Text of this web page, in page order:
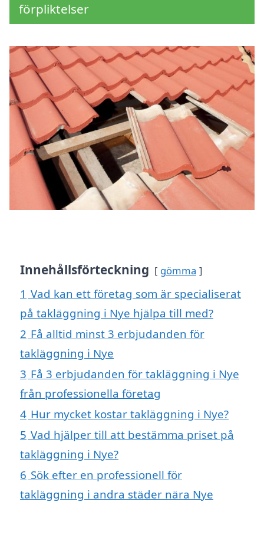
förpliktelser
Innehållsförteckning gömma
1 Vad kan ett företag som är specialiserat
på takläggning i Nye hjälpa till med?
2 Få alltid minst 3 erbjudanden för
takläggning i Nye
3 Få 3 erbjudanden för takläggning i Nye
från professionella företag
4 Hur mycket kostar takläggning i Nye?
5 Vad hjälper till att bestämma priset på
takläggning i Nye?
6 Sök efter en professionell för
takläggning i andra städer nära Nye